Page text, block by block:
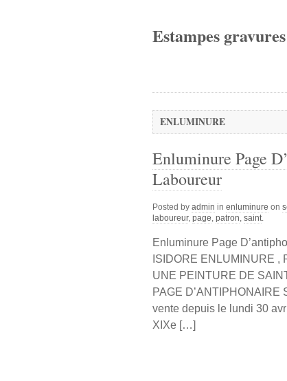
Estampes
ENLUMINURE
Enluminure Page
Laboureur
Posted by admin in enluminure on
laboureur, page, patron, saint.
Enluminure Page
ISIDORE ENLUMINURE ,
UNE PEINTURE DE
PAGE
vente depuis le lundi 30
XIXe […]